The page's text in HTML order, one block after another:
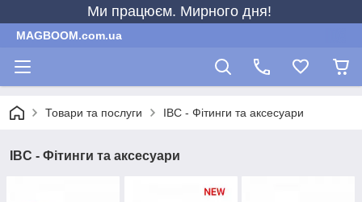
Ми працюєм. Мирного дня!
MAGBOOM.com.ua
Товари та послуги IBC - Фітинги та аксесуари
IBC - Фітинги та аксесуари